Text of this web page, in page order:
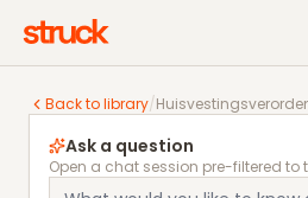
Back to library/
Huisvestingsverordening
Ask a question
Open a chat session pre-filtered to